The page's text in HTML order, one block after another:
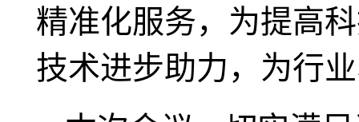
精准化服务，为提高
技术进步助力，为行